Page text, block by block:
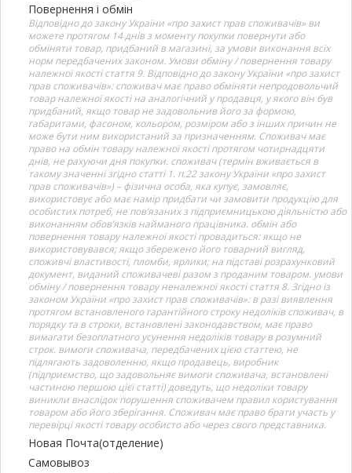
Повернення і обмін
Відповідно до закону України «про захист прав споживачів» ви
можете протягом 14 днів з моменту покупки повернути або
обміняти товар, придбаний в магазині, за умови виконання всіх
норм передбачених законом. Умови обміну / повернення товару
належної якості стаття 9. Відповідно до закону України «про захист
прав споживачів»: споживач має право обміняти непродовольчий
товар належної якості на аналогічний у продавця, у якого він був
придбаний, якщо товар не задовольнив його за формою,
габаритами, фасоном, кольором, розміром або з інших причин не
може бути ним використаний за призначенням. Споживач має
право на обмін товару належної якості протягом чотирнадцяти
днів, не рахуючи дня покупки. споживач (термін вживається в
такому значенні згідно статті 1. п.22 закону України «про захист
прав споживачів») – фізична особа, яка купує, замовляє,
використовує або має намір придбати чи замовити продукцію для
особистих потреб, не пов’язаних з підприємницькою діяльністю або
виконанням обов’язків найманого працівника. обмін або
повернення товару належної якості провадиться: якщо не
використовувався; якщо збережено його товарний вигляд,
споживчі властивості, пломби, ярлики; на підставі розрахунковий
документ, виданий споживачеві разом з проданим товаром. умови
обміну / повернення товару неналежної якості стаття 8. Згідно із
законом України «про захист прав споживачів»: в разі виявлення
протягом встановленого гарантійного строку недоліків споживач, в
порядку та в строки, встановлені законодавством, має право
вимагати безоплатного усунення недоліків товару в розумний
строк. вимоги споживача, передбачених цією статтею, не
підлягають задоволенню, якщо продавець, виробник
(підприємство, що задовольняє вимоги споживача, встановлені
частиною першою цієї статті) доведуть, що недоліки товару
виникли внаслідок порушення споживачем правил користування
товаром або його зберігання. Споживач має право брати участь у
перевірці якості товару особисто або через свого представника.
Новая Почта(отделение)
Самовывоз